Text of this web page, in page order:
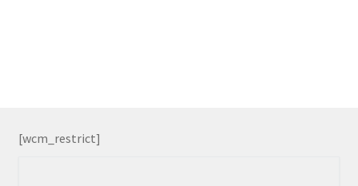
[wcm_restrict]